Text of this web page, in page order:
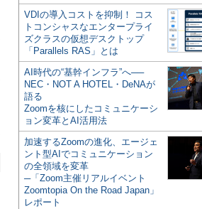
VDIの導入コストを抑制！ コス
トコンシャスなエンタープライ
ズクラスの仮想デスクトップ
「Parallels RAS」とは
AI時代の“基幹インフラ”へ──
NEC・NOT A HOTEL・DeNAが
語る
Zoomを核にしたコミュニケーシ
ョン変革とAI活用法
加速するZoomの進化、エージェ
ント型AIでコミュニケーション
の全領域を変革
─「Zoom主催リアルイベント
Zoomtopia On the Road Japan」
レポート